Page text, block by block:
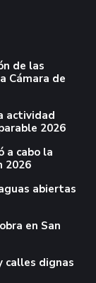
de las
Cámara de
actividad
2026
a cabo la
2026
abiertas
en San
calles dignas